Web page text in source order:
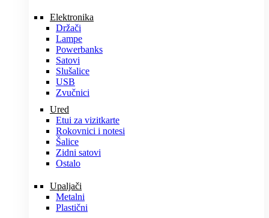
Elektronika
Držači
Lampe
Powerbanks
Satovi
Slušalice
USB
Zvučnici
Ured
Etui za vizitkarte
Rokovnici i notesi
Šalice
Zidni satovi
Ostalo
Upaljači
Metalni
Plastični